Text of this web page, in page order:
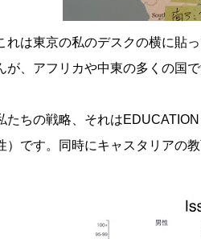
れは東京の私のデスクの横に貼
が、アフリカや中東の多くの国
たちの戦略、それは
）です。同時にキャスタリアの